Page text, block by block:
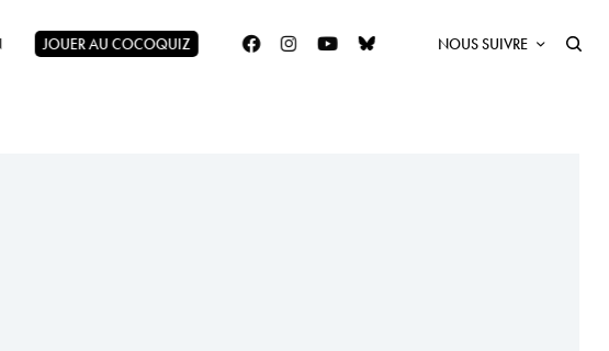
JOUER AU COCOQUIZ NOUS SUIVRE